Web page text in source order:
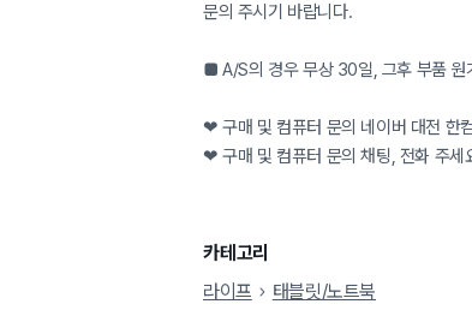
문의 주시기 바랍니다.
■ A/S의 경우 무상 30일, 그후 부품
❤ 구매 및 컴퓨터 문의 네이버 대전 한
❤ 구매 및 컴퓨터 문의 채팅, 전화 주
카테고리
라이프
태블릿/노트북